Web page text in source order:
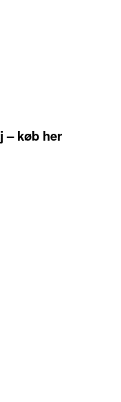
– køb her